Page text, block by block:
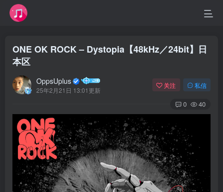
ONE OK ROCK – Dystopia【48kHz／24bit】日
本区
OppsUplus
25年2月21日 13:01更新
关注 私信
0 40